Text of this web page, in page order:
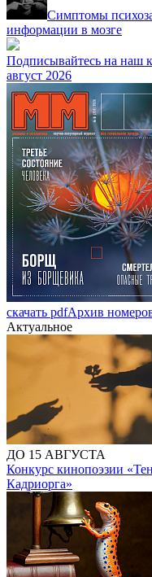
Симптомы
информации в мозге
Подписывайтесь на наш
август 2026
скачать pdfАрхив
Актуальное
ДО 15 АВГУСТА
Конкурс кинопоэзии
Кадриорга»